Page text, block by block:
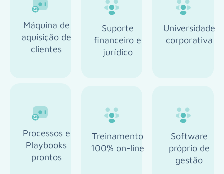
Máquina de
aquisição de
clientes
Suporte
financeiro e
jurídico
Universidade
corporativa
Processos e
Playbooks
prontos
Treinamento
100% on-line
Software
próprio de
gestão